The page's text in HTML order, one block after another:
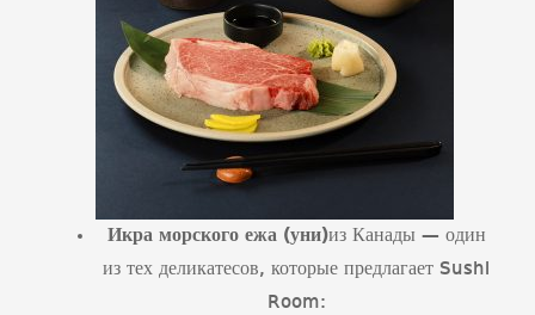
Икра морского ежа (уни)из Канады — один
из тех деликатесов, которые предлагает Sushi
Room: